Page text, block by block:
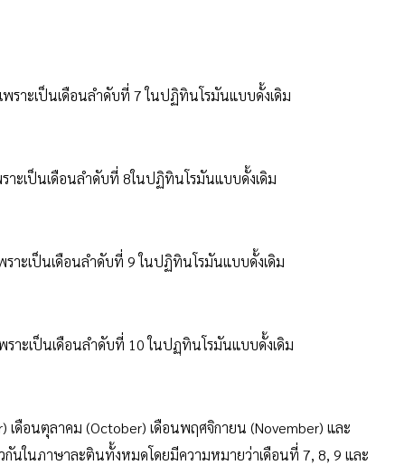
ราะเป็นเดือนลำดับที่ 7 ในปฏิทินโรมันแบบดั้งเดิม
ะเป็นเดือนลำดับที่ 8ในปฏิทินโรมันแบบดั้งเดิม
าะเป็นเดือนลำดับที่ 9 ในปฏิทินโรมันแบบดั้งเดิม